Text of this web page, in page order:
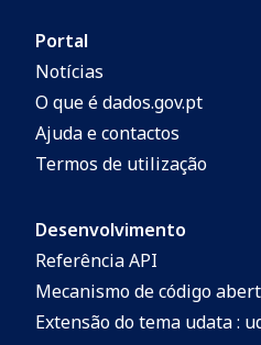
Portal
Notícias
O que é dados.gov.pt
Ajuda e contactos
Termos de utilização
Desenvolvimento
Referência API
Mecanismo de código
Extensão do tema udata :